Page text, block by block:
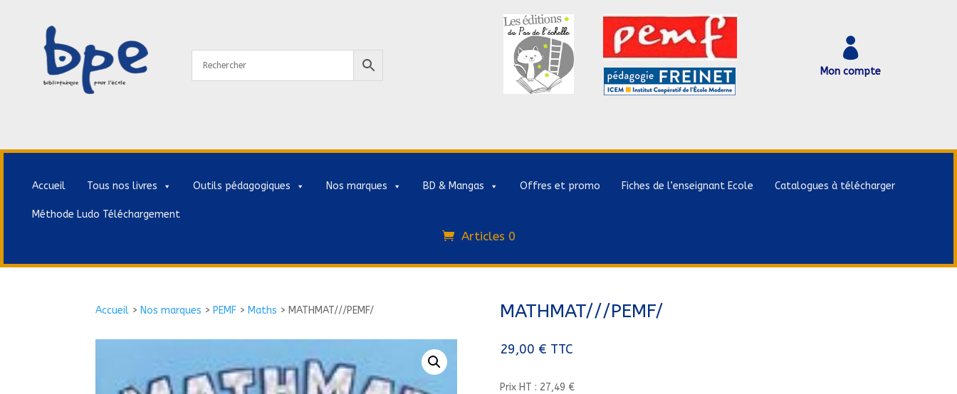

Mon compte
Accueil Tous nos livres Outils pédagogiques Nos marques BD & Mangas Offres et promo Fiches de l’enseignant Ecole Catalogues à télécharger
Méthode Ludo Téléchargement
Articles 0
Accueil > Nos marques > PEMF > Maths > MATHMAT///PEMF/ MATHMAT///PEMF/
29,00 € TTC
Prix HT : 27,49 €